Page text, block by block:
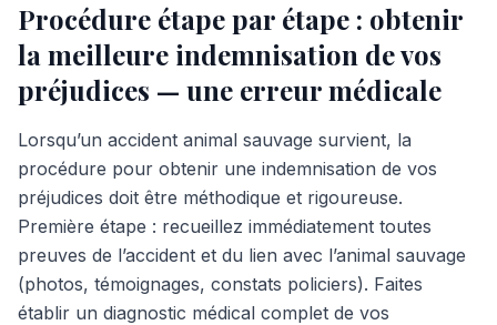
Procédure étape par étape : obtenir
la meilleure indemnisation de vos
préjudices — une erreur médicale
Lorsqu’un accident animal sauvage survient, la
procédure pour obtenir une indemnisation de vos
préjudices doit être méthodique et rigoureuse.
Première étape : recueillez immédiatement toutes
preuves de l’accident et du lien avec l’animal sauvage
(photos, témoignages, constats policiers). Faites
établir un diagnostic médical complet de vos